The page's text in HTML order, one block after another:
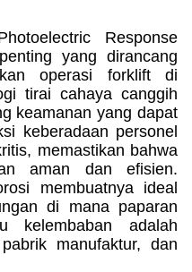
Response
yang dirancang
operasi forklift di
tirai cahaya canggih
keamanan yang dapat
keberadaan personel
memastikan bahwa
aman dan efisien.
membuatnya ideal
di mana paparan
kelembaban adalah
manufaktur, dan